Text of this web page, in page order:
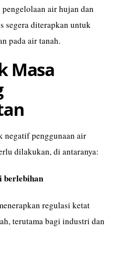
air hujan dan
segera diterapkan untuk
pada air tanah.
Masa
negatif penggunaan air
dilakukan, di antaranya:
berlebihan
regulasi ketat
terutama bagi industri dan